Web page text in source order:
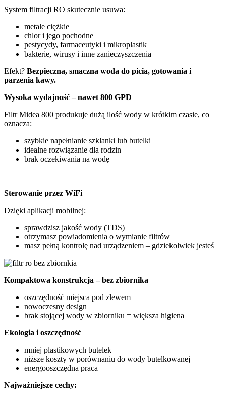
System filtracji RO skutecznie usuwa:
metale ciężkie
chlor i jego pochodne
pestycydy, farmaceutyki i mikroplastik
bakterie, wirusy i inne zanieczyszczenia
Efekt? Bezpieczna, smaczna woda do picia, gotowania i
parzenia kawy.
Wysoka wydajność – nawet 800 GPD
Filtr Midea 800 produkuje dużą ilość wody w krótkim czasie, co
oznacza:
szybkie napełnianie szklanki lub butelki
idealne rozwiązanie dla rodzin
brak oczekiwania na wodę
Sterowanie przez WiFi
Dzięki aplikacji mobilnej:
sprawdzisz jakość wody (TDS)
otrzymasz powiadomienia o wymianie filtrów
masz pełną kontrolę nad urządzeniem – gdziekolwiek jesteś
Kompaktowa konstrukcja – bez zbiornika
oszczędność miejsca pod zlewem
nowoczesny design
brak stojącej wody w zbiorniku = większa higiena
Ekologia i oszczędność
mniej plastikowych butelek
niższe koszty w porównaniu do wody butelkowanej
energooszczędna praca
Najważniejsze cechy: